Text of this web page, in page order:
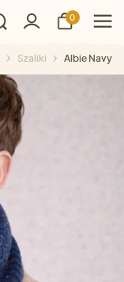
0
Szaliki Albie Navy